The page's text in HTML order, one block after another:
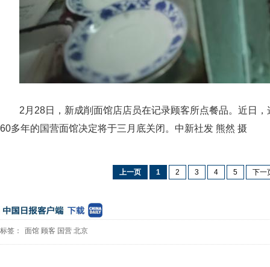
2月28日，新成削面馆店店员在记录顾客所点餐品。近日
60多年的国营面馆决定将于三月底关闭。中新社发 熊然 摄
上一页 1 2 3 4 5 下一
标签： 面馆 顾客 国营 北京